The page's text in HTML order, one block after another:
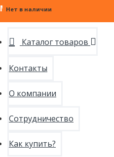
МЕНЮ
Каталог товаров
Контакты
О компании
Сотрудничество
Как купить?
Нет в наличии
Нет в наличии
Нет в наличии
Нет в наличии